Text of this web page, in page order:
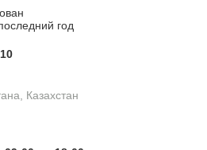
год
Казахстан